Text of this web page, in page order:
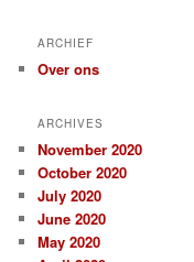
ARCHIEF
Over ons
ARCHIVES
November 2020
October 2020
July 2020
June 2020
May 2020